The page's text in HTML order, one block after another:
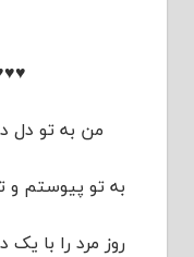
من به تو دل
به تو پیوستم و
روز مرد را با